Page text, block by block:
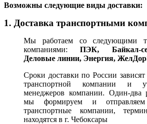
Возможны следующие виды доставки:
1. Доставка транспортными
Мы работаем со следующими
компаниями:ПЭК, Байкал-
Деловые линии, Энергия,
Сроки доставки по России зависят
транспортной компании и
менеджеров компании. Один-два
мы формируем и
транспортные компании,
находятся в г. Чебоксары